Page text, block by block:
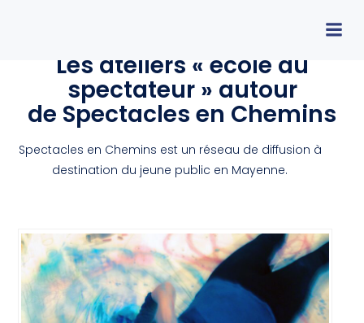
Les ateliers « école du
spectateur » autour
de Spectacles en Chemins
Spectacles en Chemins est un réseau de diffusion à
destination du jeune public en Mayenne.